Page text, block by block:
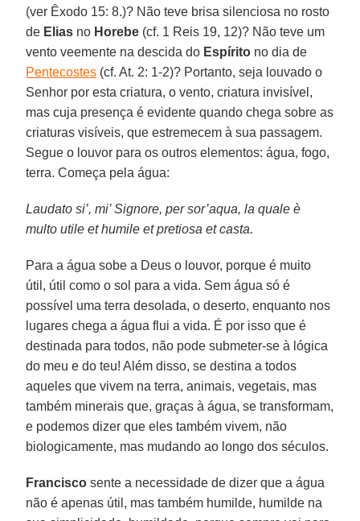
(ver Êxodo 15: 8.)? Não teve brisa silenciosa no rosto
de Elias no Horebe (cf. 1 Reis 19, 12)? Não teve um
vento veemente na descida do Espírito no dia de
Pentecostes (cf. At. 2: 1-2)? Portanto, seja louvado o
Senhor por esta criatura, o vento, criatura invisível,
mas cuja presença é evidente quando chega sobre as
criaturas visíveis, que estremecem à sua passagem.
Segue o louvor para os outros elementos: água, fogo,
terra. Começa pela água:
Laudato si’, mi’ Signore, per sor’aqua, la quale è
multo utile et humile et pretiosa et casta.
Para a água sobe a Deus o louvor, porque é muito
útil, útil como o sol para a vida. Sem água só é
possível uma terra desolada, o deserto, enquanto nos
lugares chega a água flui a vida. É por isso que é
destinada para todos, não pode submeter-se à lógica
do meu e do teu! Além disso, se destina a todos
aqueles que vivem na terra, animais, vegetais, mas
também minerais que, graças à água, se transformam,
e podemos dizer que eles também vivem, não
biologicamente, mas mudando ao longo dos séculos.
Francisco sente a necessidade de dizer que a água
não é apenas útil, mas também humilde, humilde na